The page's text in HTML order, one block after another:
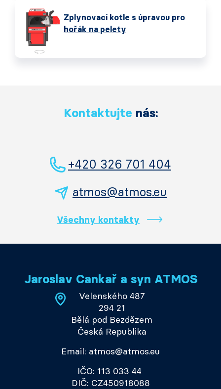
Zplynovací kotle s úpravou pro
hořák na pelety
Kontaktujte nás:
+420 326 701 404
atmos@atmos.eu
Všechny kontakty
Jaroslav Cankař a syn ATMOS
Velenského 487
294 21
Bělá pod Bezdězem
Česká Republika
Email: atmos@atmos.eu
IČO: 113 033 44
DIČ: CZ450918088